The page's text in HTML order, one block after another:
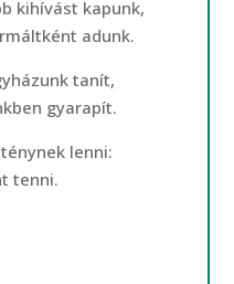
kihívást kapunk,
adunk.
tanít,
gyarapít.
lenni:
tenni.